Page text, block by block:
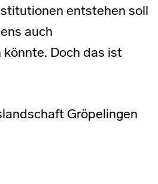
entstehen soll
auch
Doch das ist
Gröpelingen